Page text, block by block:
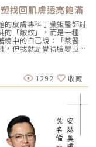
找回肌膚透亮飽滿
的皮膚專科丁彙矩醫師討
的「皺紋」，而是一種
鏡中的自己說：「蔡醫
，但我就是覺得臉變垂
於肌膚真皮層結構的崩
電音波去「緊緻」皮
區：生物重塑（Bio-
針（俗稱：璞菲洛）情
的是「重塑」而非「填
先釐清肌膚老化的本
膠原蛋白
膠原蛋白耳熟能詳，它
體積；然而，讓肌膚在
彈力蛋白。彈力蛋白就
過後，彈力蛋白的合成
1292 收藏